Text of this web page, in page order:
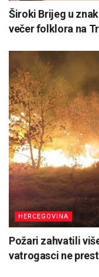
Široki Brijeg u
večer folklora na
HERCEGOVINA
Požari zahvatili
vatrogasci ne